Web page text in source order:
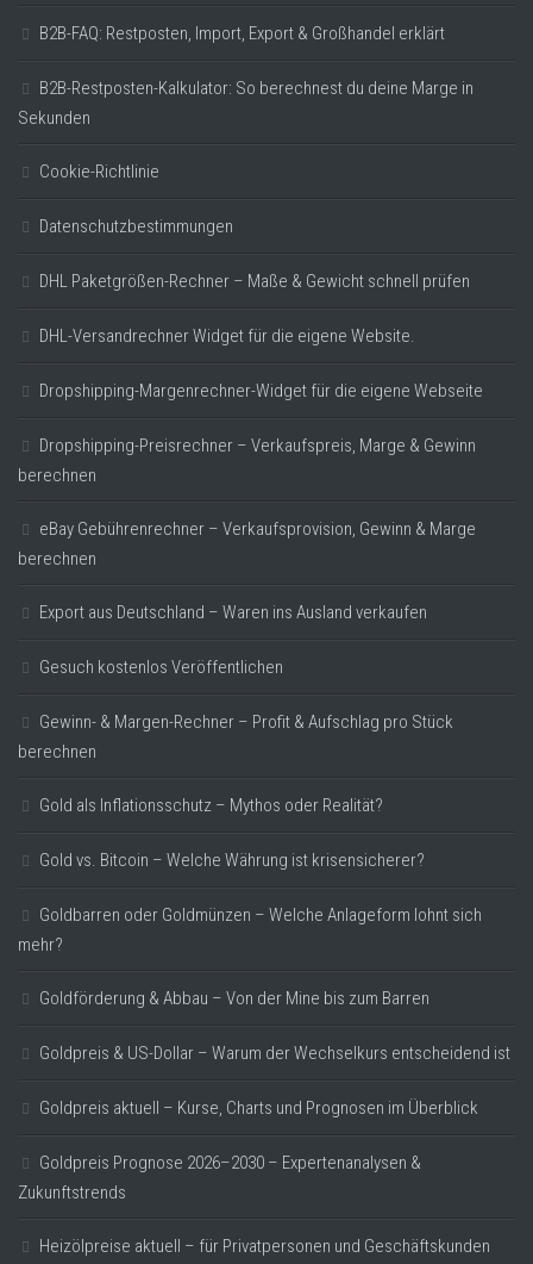
B2B-FAQ: Restposten, Import, Export & Großhandel erklärt
B2B-Restposten-Kalkulator: So berechnest du deine Marge in
Sekunden
Cookie-Richtlinie
Datenschutzbestimmungen
DHL Paketgrößen-Rechner – Maße & Gewicht schnell prüfen
DHL-Versandrechner Widget für die eigene Website.
Dropshipping-Margenrechner-Widget für die eigene Webseite
Dropshipping-Preisrechner – Verkaufspreis, Marge & Gewinn
berechnen
eBay Gebührenrechner – Verkaufsprovision, Gewinn & Marge
berechnen
Export aus Deutschland – Waren ins Ausland verkaufen
Gesuch kostenlos Veröffentlichen
Gewinn- & Margen-Rechner – Profit & Aufschlag pro Stück
berechnen
Gold als Inflationsschutz – Mythos oder Realität?
Gold vs. Bitcoin – Welche Währung ist krisensicherer?
Goldbarren oder Goldmünzen – Welche Anlageform lohnt sich
mehr?
Goldförderung & Abbau – Von der Mine bis zum Barren
Goldpreis & US-Dollar – Warum der Wechselkurs entscheidend ist
Goldpreis aktuell – Kurse, Charts und Prognosen im Überblick
Goldpreis Prognose 2026–2030 – Expertenanalysen &
Zukunftstrends
Heizölpreise aktuell – für Privatpersonen und Geschäftskunden